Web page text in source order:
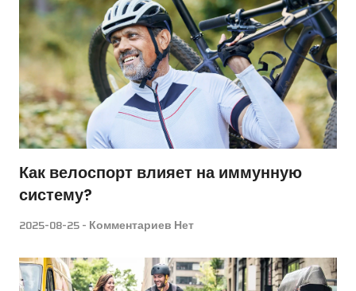
Как велоспорт влияет на иммунную
систему?
2025-08-25 Комментариев Нет